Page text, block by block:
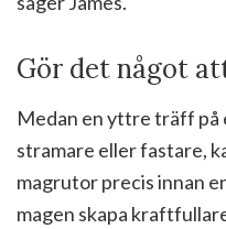
Gör det något
Medan en yttre träff på
stramare eller fastare,
magrutor precis innan
magen skapa